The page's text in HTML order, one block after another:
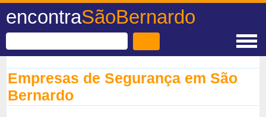
encontraSãoBernardo
Empresas de Segurança em São
Bernardo